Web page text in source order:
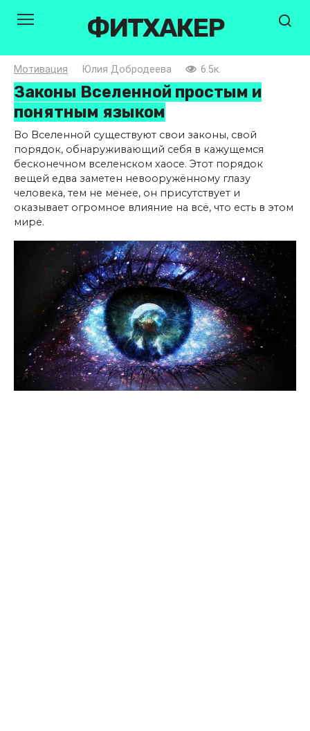
ФИТХАКЕР
Мотивация Юлия Добродеева 6.5к.
Законы Вселенной простым и
понятным языком
Во Вселенной существуют свои законы, свой
порядок, обнаруживающий себя в кажущемся
бесконечном вселенском хаосе. Этот порядок
вещей едва заметен невооружённому глазу
человека, тем не менее, он присутствует и
оказывает огромное влияние на всё, что есть в этом
мире.